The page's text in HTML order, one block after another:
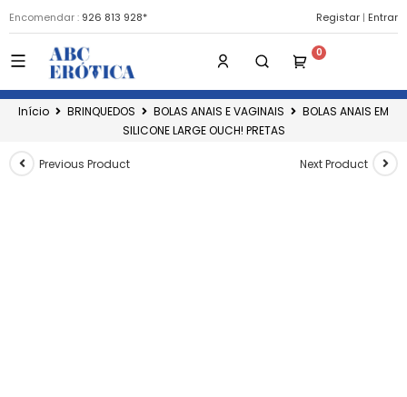
Encomendar : 926 813 928* Registar | Entrar
Início BRINQUEDOS BOLAS ANAIS E VAGINAIS
BOLAS ANAIS EM
SILICONE LARGE OUCH! PRETAS
Previous Product Next Product